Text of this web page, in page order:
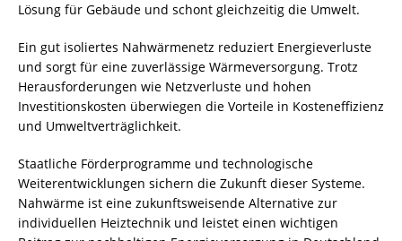
Lösung für Gebäude und schont gleichzeitig die Umwelt.
Ein gut isoliertes Nahwärmenetz reduziert Energieverluste
und sorgt für eine zuverlässige Wärmeversorgung. Trotz
Herausforderungen wie Netzverluste und hohen
Investitionskosten überwiegen die Vorteile in Kosteneffizienz
und Umweltverträglichkeit.
Staatliche Förderprogramme und technologische
Weiterentwicklungen sichern die Zukunft dieser Systeme.
Nahwärme ist eine zukunftsweisende Alternative zur
individuellen Heiztechnik und leistet einen wichtigen